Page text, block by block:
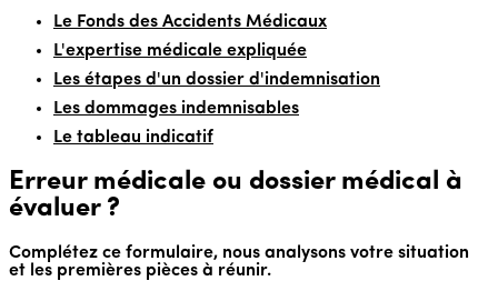
Le Fonds des Accidents Médicaux
L'expertise médicale expliquée
Les étapes d'un dossier d'indemnisation
Les dommages indemnisables
Le tableau indicatif
Erreur médicale ou dossier médical à
évaluer ?
Complétez ce formulaire, nous analysons votre situation
et les premières pièces à réunir.